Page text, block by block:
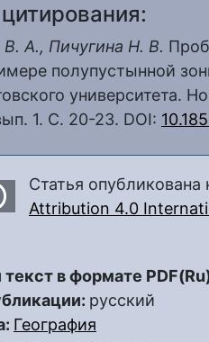
В. А., Пичугина Н. В.
полупустынной
университета.
1. С. 20-23. DOI:
Статья
Attribution 4.0
в формате
русский
География